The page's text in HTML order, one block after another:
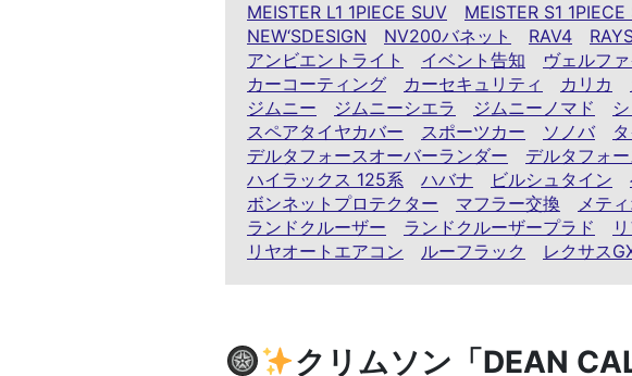
MEISTER L1 1PIECE SUV
MEISTER S1
NEW‘SDESIGN
NV200バネット RAV4
アンビエントライト
イベント告知 ヴェルフ
カーコーティング
カーセキュリティ カリカ
ジムニー
ジムニーシエラ ジムニーノマド
スペアタイヤカバー
スポーツカー ソノバ
デルタフォースオーバーランダー
デルタフォ
ハイラックス 125系
ハバナ ビルシュタイン
ボンネットプロテクター
マフラー交換 メテ
ランドクルーザー
ランドクルーザープラド
リヤオートエアコン
ルーフラック レクサス
クリムソン「DEAN